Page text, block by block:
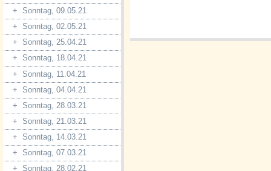
+ Sonntag, 09.05.21
+ Sonntag, 02.05.21
+ Sonntag, 25.04.21
+ Sonntag, 18.04.21
+ Sonntag, 11.04.21
+ Sonntag, 04.04.21
+ Sonntag, 28.03.21
+ Sonntag, 21.03.21
+ Sonntag, 14.03.21
+ Sonntag, 07.03.21
+ Sonntag, 28.02.21